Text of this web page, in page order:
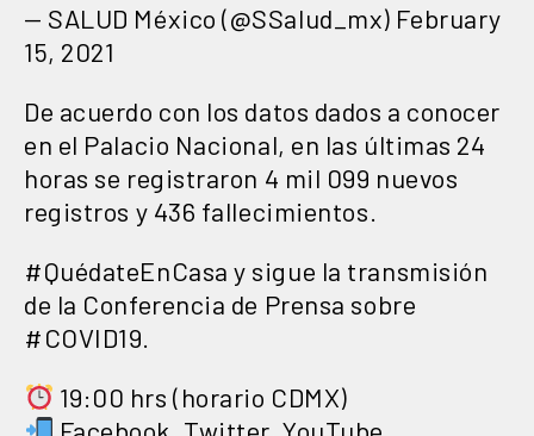
— SALUD México (@SSalud_mx) February
15, 2021
De acuerdo con los datos dados a conocer
en el Palacio Nacional, en las últimas 24
horas se registraron 4 mil 099 nuevos
registros y 436 fallecimientos.
#QuédateEnCasa y sigue la transmisión
de la Conferencia de Prensa sobre
#COVID19
19:00 hrs (horario CDMX)
Facebook, Twitter, YouTube